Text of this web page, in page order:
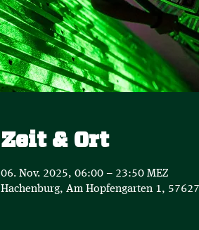
Zeit & Ort
06. Nov. 2025, 06:00 – 23:50 MEZ
Hachenburg, Am Hopfengarten 1,